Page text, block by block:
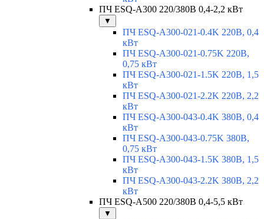
ПЧ ESQ-A300 220/380В 0,4-2,2 кВт
▼
ПЧ ESQ-A300-021-0.4K 220В, 0,4
кВт
ПЧ ESQ-A300-021-0.75K 220В,
0,75 кВт
ПЧ ESQ-A300-021-1.5K 220В, 1,5
кВт
ПЧ ESQ-A300-021-2.2K 220В, 2,2
кВт
ПЧ ESQ-A300-043-0.4K 380В, 0,4
кВт
ПЧ ESQ-A300-043-0.75K 380В,
0,75 кВт
ПЧ ESQ-A300-043-1.5K 380В, 1,5
кВт
ПЧ ESQ-A300-043-2.2K 380В, 2,2
кВт
ПЧ ESQ-A500 220/380В 0,4-5,5 кВт
▼